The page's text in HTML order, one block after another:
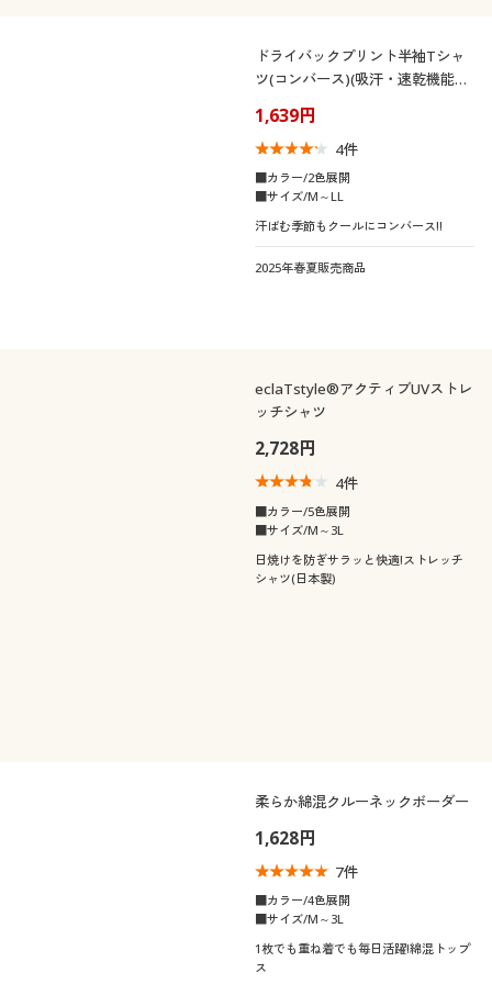
ドライバックプリント半袖Tシャ
ツ(コンバース)(吸汗・速乾機能付
1,639円
4件
■カラー/2色展開
■サイズ/M～LL
汗ばむ季節もクールにコンバース!!
2025年春夏販売商品
eclaTstyle®アクティブUVストレ
ッチシャツ
2,728円
4件
■カラー/5色展開
■サイズ/M～3L
日焼けを防ぎサラッと快適!ストレッチ
シャツ(日本製)
柔らか綿混クルーネックボーダー
1,628円
7件
■カラー/4色展開
■サイズ/M～3L
1枚でも重ね着でも毎日活躍!綿混トップ
ス